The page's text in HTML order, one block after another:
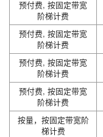
预付费, 按固定带宽
阶梯计费
预付费, 按固定带宽
阶梯计费
预付费, 按固定带宽
阶梯计费
预付费, 按固定带宽
阶梯计费
按量，按固定带宽阶
梯计费